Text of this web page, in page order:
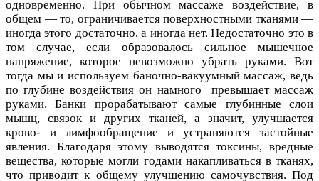
одновременно. При обычном массаже воздействие, в
общем — то, ограничивается поверхностными тканями —
иногда этого достаточно, а иногда нет. Недостаточно это в
том случае, если образовалось сильное мышечное
напряжение, которое невозможно убрать руками. Вот
тогда мы и используем баночно-вакуумный массаж, ведь
по глубине воздействия он намного превышает массаж
руками. Банки прорабатывают самые глубинные слои
мышц, связок и других тканей, а значит, улучшается
крово- и лимфообращение и устраняются застойные
явления. Благодаря этому выводятся токсины, вредные
вещества, которые могли годами накапливаться в тканях,
что приводит к общему улучшению самочувствия. Под